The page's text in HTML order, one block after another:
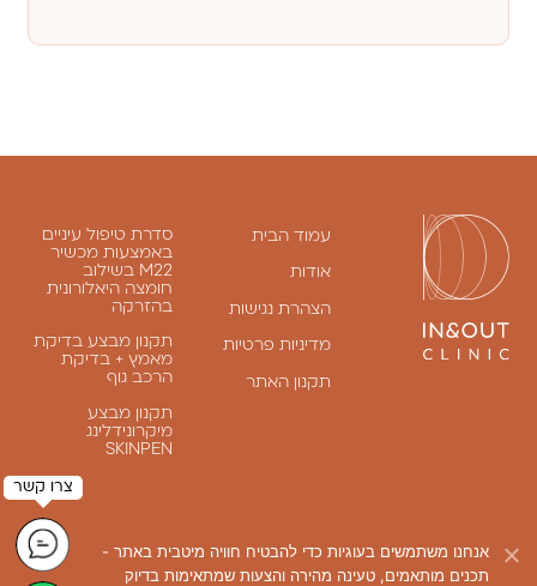
עמוד הבית
אודות
הצהרת נגישות
מדיניות פרטיות
תקנון האתר
סדרת טיפול עיניים
באמצעות מכשיר
M22 בשילוב
חומצה היאלורונית
בהזרקה
תקנון מבצע בדיקת
מאמץ + בדיקת
הרכב גוף
תקנון מבצע
מיקרונידלינג
SKINPEN
עקבו אחרינו
אנחנו משתמשים בעוגיות כדי להבטיח חוויה מיטבית באתר -
תכנים מותאמים, טעינה מהירה והצעות שמתאימות בדיוק